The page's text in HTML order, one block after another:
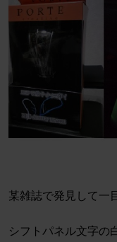
某雑誌で発見して一
シフトパネル文字の